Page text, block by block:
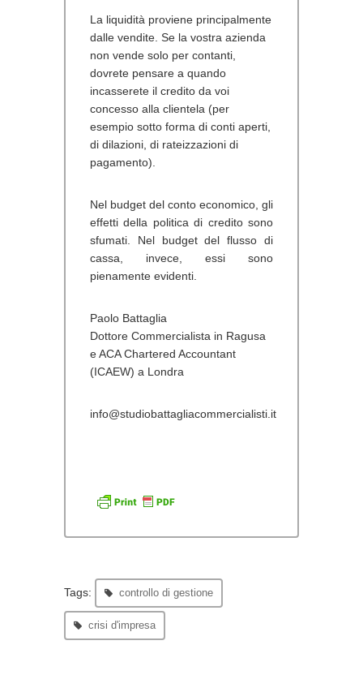
La liquidità proviene principalmente
dalle vendite. Se la vostra azienda
non vende solo per contanti,
dovrete pensare a quando
incasserete il credito da voi
concesso alla clientela (per
esempio sotto forma di conti aperti,
di dilazioni, di rateizzazioni di
pagamento).
Nel budget del conto economico, gli
effetti della politica di credito sono
sfumati. Nel budget del flusso di
cassa, invece, essi sono
pienamente evidenti.
Paolo Battaglia
Dottore Commercialista in Ragusa
e ACA Chartered Accountant
(ICAEW) a Londra
info@studiobattagliacommercialisti.it
Tags: controllo di gestione
crisi d'impresa